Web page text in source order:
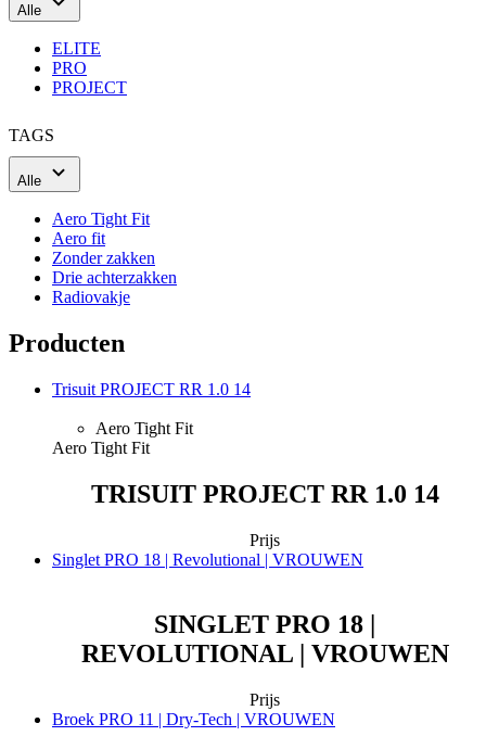
Alle
ELITE
PRO
PROJECT
TAGS
Alle
Aero Tight Fit
Aero fit
Zonder zakken
Drie achterzakken
Radiovakje
Producten
Trisuit PROJECT RR 1.0 14
Aero Tight Fit
Aero Tight Fit
TRISUIT PROJECT RR 1.0 14
Prijs
Singlet PRO 18 | Revolutional | VROUWEN
SINGLET PRO 18 |
REVOLUTIONAL | VROUWEN
Prijs
Broek PRO 11 | Dry-Tech | VROUWEN